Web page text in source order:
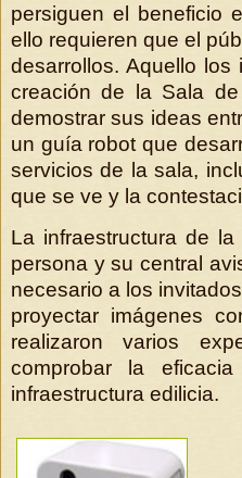
persiguen el beneficio
ello requieren que el
desarrollos. Aquello
creación de la Sala
demostrar sus ideas
un guía robot que
servicios de la sala,
que se ve y la
La infraestructura de
persona y su central
necesario a los
proyectar imágenes
realizaron varios
comprobar la
infraestructura edilicia.